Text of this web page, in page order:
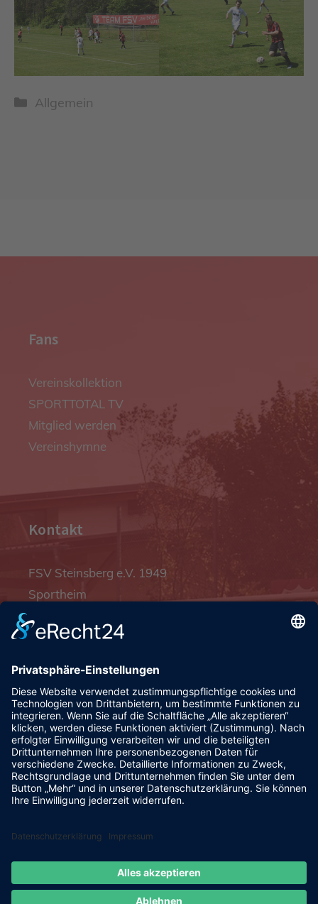
Kategorien
Allgemein
Fans
Vereinskollektion
SPORTTOTAL TV
Mitglied werden
Vereinshymne
Kontakt
FSV Steinsberg e.V. 1949
Sportheim
93128 Steinsberg
pr@fsv-steinsberg.de
Social
Webmail Datenschutzerklärung Impressum